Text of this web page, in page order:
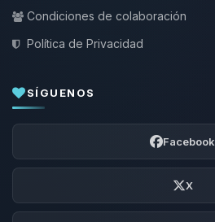
Condiciones de colaboración
Política de Privacidad
SÍGUENOS
Facebook
X